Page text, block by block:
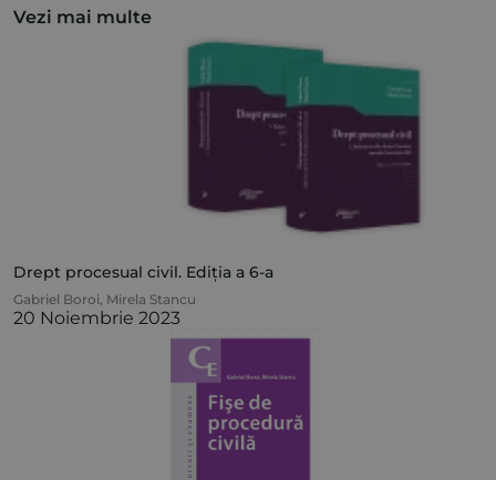
Vezi mai multe
Drept procesual civil. Ediția a 6-a
Gabriel Boroi, Mirela Stancu
20 Noiembrie 2023